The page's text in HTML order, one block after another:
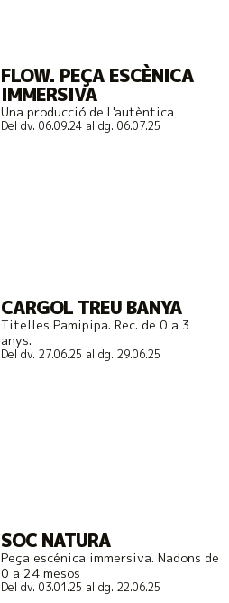
FLOW. PEÇA ESCÈNICA
IMMERSIVA
Una producció de L'autèntica
Del dv. 06.09.24al dg. 06.07.25
CARGOL TREU BANYA
Titelles Pamipipa. Rec. de 0 a 3
anys.
Del dv. 27.06.25 al dg. 29.06.25
SOC NATURA
Peça escénica immersiva. Nadons de
0 a 24 mesos
Del dv. 03.01.25 al dg. 22.06.25